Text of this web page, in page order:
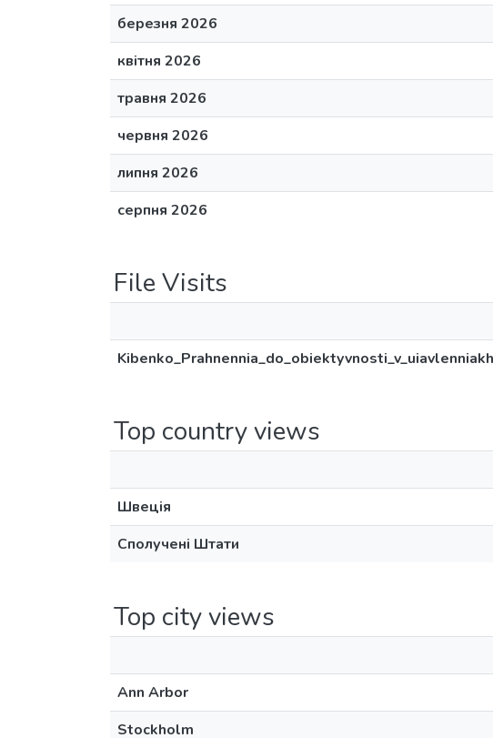
березня 2026
квітня 2026
травня 2026
червня 2026
липня 2026
серпня 2026
File Visits
Top country views
Швеція
Сполучені Штати
Top city views
Ann Arbor
Stockholm